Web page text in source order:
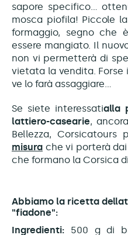
sapore specifico...
mosca piofila! Piccole
formaggio, segno che
essere mangiato. Il
non vi permetterà di
vietata la vendita.
ve lo farà assaggiare...
Se siete interessatialla
lattiero-casearie,
Bellezza, Corsicatours
misura che vi porterà
che formano la Corsica
Abbiamo la ricetta della
"fiadone":
Ingredienti: 500 g di